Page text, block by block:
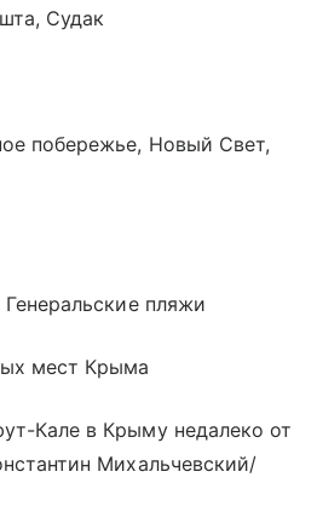
Судак
побережье, Новый Свет,
пляжи
мест Крыма
Кале в Крыму недалеко от
Михальчевский/